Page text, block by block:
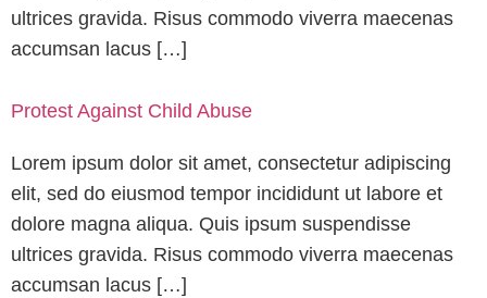
ultrices gravida. Risus commodo viverra maecenas
accumsan lacus […]
Protest Against Child Abuse
Lorem ipsum dolor sit amet, consectetur adipiscing
elit, sed do eiusmod tempor incididunt ut labore et
dolore magna aliqua. Quis ipsum suspendisse
ultrices gravida. Risus commodo viverra maecenas
accumsan lacus […]